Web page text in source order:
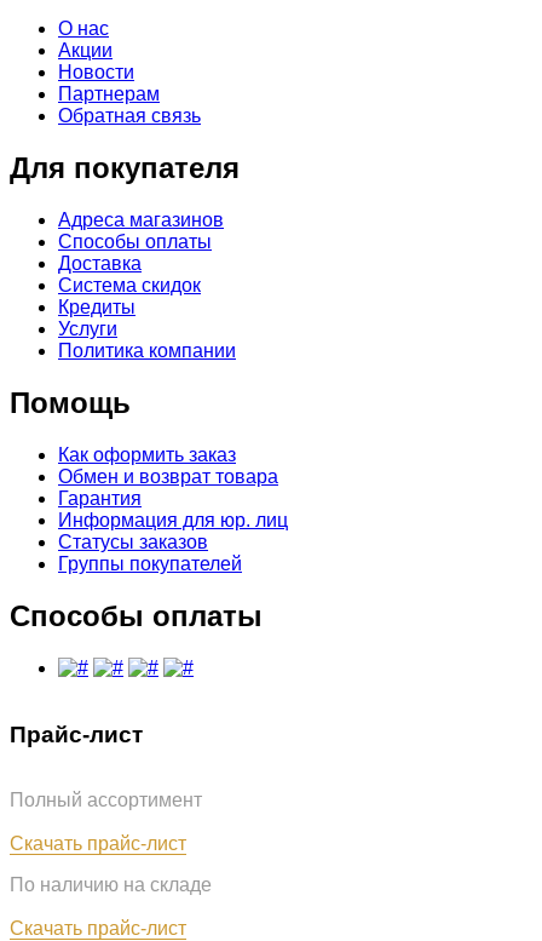
О нас
Акции
Новости
Партнерам
Обратная связь
Для покупателя
Адреса магазинов
Способы оплаты
Доставка
Система скидок
Кредиты
Услуги
Политика компании
Помощь
Как оформить заказ
Обмен и возврат товара
Гарантия
Информация для юр. лиц
Статусы заказов
Группы покупателей
Способы оплаты
Прайс-лист
Полный ассортимент
Скачать прайс-лист
По наличию на складе
Скачать прайс-лист